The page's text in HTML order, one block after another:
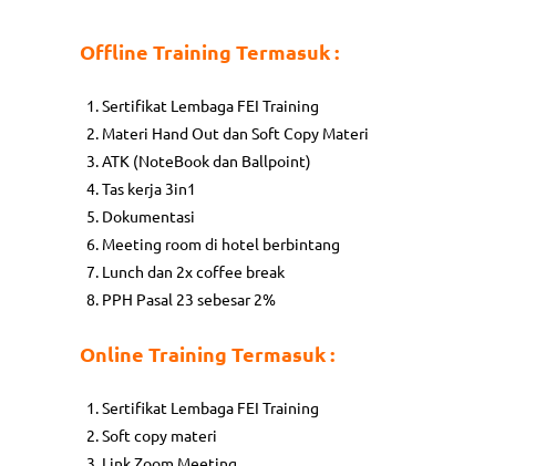
Offline Training Termasuk :
Sertifikat Lembaga FEI Training
Materi Hand Out dan Soft Copy Materi
ATK (NoteBook dan Ballpoint)
Tas kerja 3in1
Dokumentasi
Meeting room di hotel berbintang
Lunch dan 2x coffee break
PPH Pasal 23 sebesar 2%
Online Training Termasuk :
Sertifikat Lembaga FEI Training
Soft copy materi